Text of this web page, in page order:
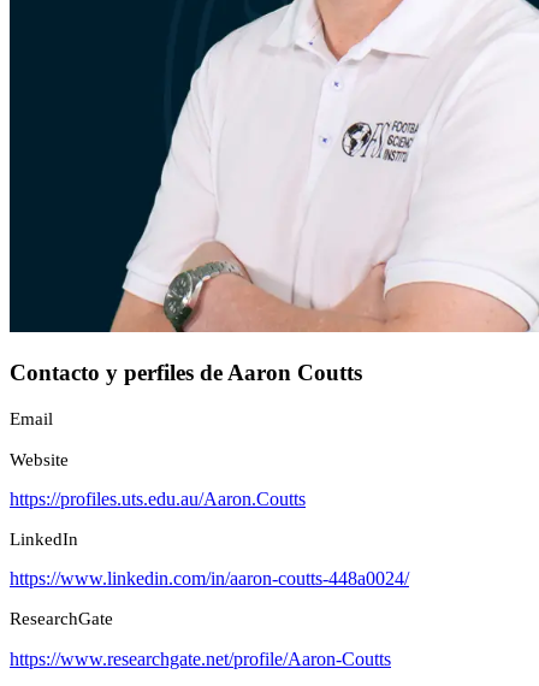
Contacto y perfiles de Aaron Coutts
Email
Website
https://profiles.uts.edu.au/Aaron.Coutts
LinkedIn
https://www.linkedin.com/in/aaron-coutts-448a0024/
ResearchGate
https://www.researchgate.net/profile/Aaron-Coutts